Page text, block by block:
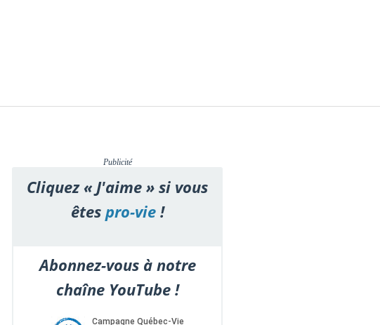
Publicité
Cliquez « J'aime » si vous
êtespro-vie!
Abonnez-vous à notre
chaîne YouTube !